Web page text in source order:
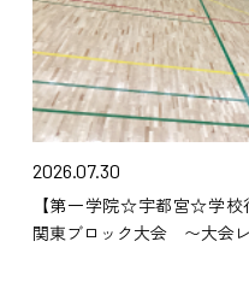
2026.07.30
【第一学院☆宇都宮☆学校
関東ブロック大会 〜大会